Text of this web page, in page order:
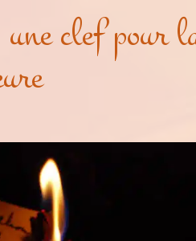
une clef pour